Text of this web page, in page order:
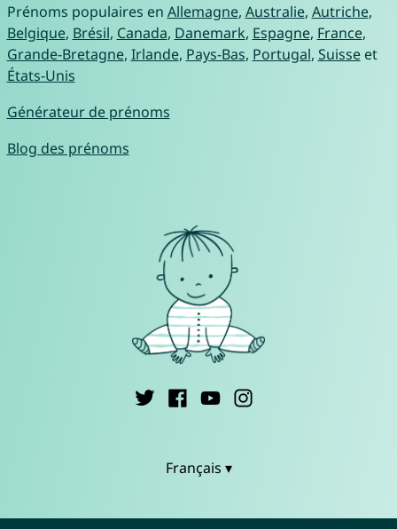
Prénoms populaires en Allemagne, Australie, Autriche,
Belgique, Brésil, Canada, Danemark, Espagne, France,
Grande-Bretagne, Irlande, Pays-Bas, Portugal, Suisseet
États-Unis
Générateur de prénoms
Blog des prénoms
Français ▾